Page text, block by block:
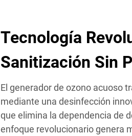
Tecnología
Sanitización Sin
El generador de ozono acuoso
mediante una desinfección
que elimina la dependencia de
enfoque revolucionario genera